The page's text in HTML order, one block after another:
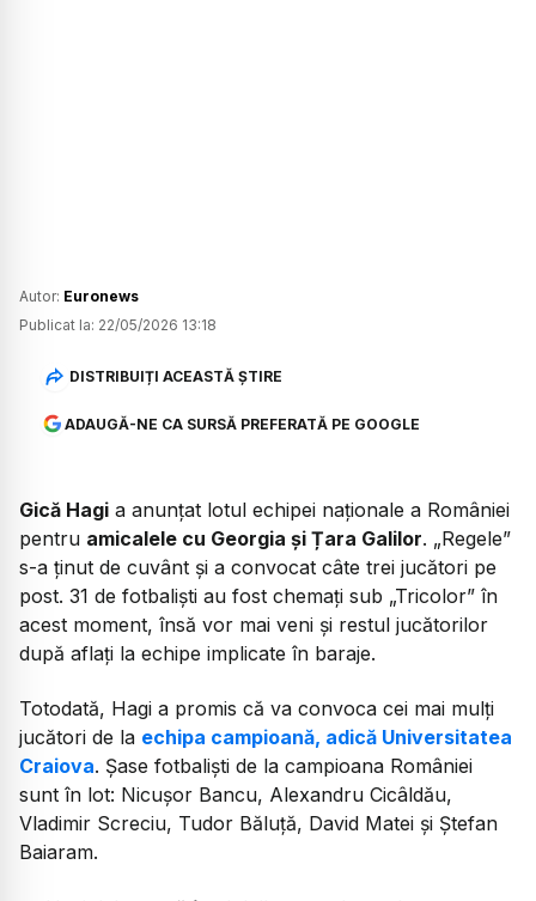
Autor: Euronews
Publicat la: 22/05/2026 13:18
DISTRIBUIȚI ACEASTĂ ȘTIRE
ADAUGĂ-NE CA SURSĂ PREFERATĂ PE GOOGLE
Gică Hagi a anunțat lotul echipei naționale a României
pentru amicalele cu Georgia și Țara Galilor. „Regele”
s-a ținut de cuvânt și a convocat câte trei jucători pe
post. 31 de fotbaliști au fost chemați sub „Tricolor” în
acest moment, însă vor mai veni și restul jucătorilor
după aflați la echipe implicate în baraje.
Totodată, Hagi a promis că va convoca cei mai mulți
jucători de la echipa campioană, adică Universitatea
Craiova. Șase fotbaliști de la campioana României
sunt în lot: Nicușor Bancu, Alexandru Cicâldău,
Vladimir Screciu, Tudor Băluță, David Matei și Ștefan
Baiaram.